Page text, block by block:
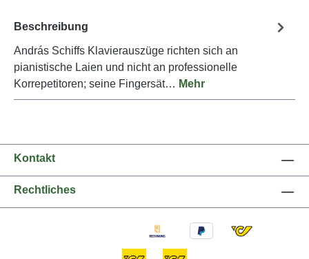
Beschreibung
András Schiffs Klavierauszüge richten sich an
pianistische Laien und nicht an professionelle
Korrepetitoren; seine Fingersät… Mehr
Kontakt
Rechtliches